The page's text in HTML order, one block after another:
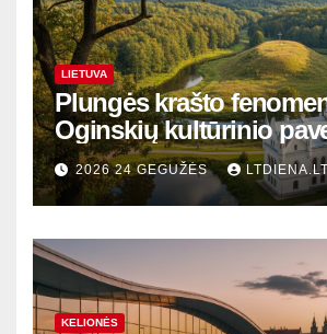
LIETUVA
Plungės krašto
Oginskių kultūrinio
Žemaitijos gamtos perlų
2026 24 GEGUŽĖS
KELIONĖS